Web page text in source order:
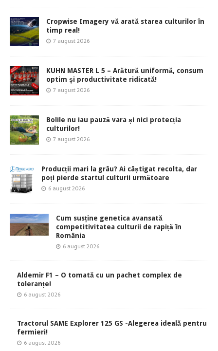
Cropwise Imagery vă arată starea culturilor în
timp real!
7 august 2026
KUHN MASTER L 5 – Arătură uniformă, consum
optim și productivitate ridicată!
7 august 2026
Bolile nu iau pauză vara și nici protecția
culturilor!
7 august 2026
Producții mari la grâu? Ai câștigat recolta, dar
poți pierde startul culturii următoare
6 august 2026
Cum susține genetica avansată
competitivitatea culturii de rapiță în
România
6 august 2026
Aldemir F1 – O tomată cu un pachet complex de
toleranțe!
6 august 2026
Tractorul SAME Explorer 125 GS -Alegerea ideală pentru
fermieri!
6 august 2026